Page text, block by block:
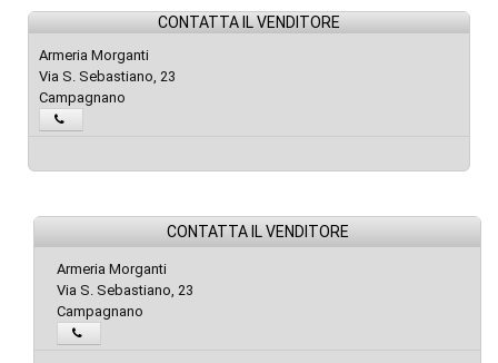
CONTATTA IL VENDITORE
Armeria Morganti
Via S. Sebastiano, 23
Campagnano
CONTATTA IL VENDITORE
Armeria Morganti
Via S. Sebastiano, 23
Campagnano